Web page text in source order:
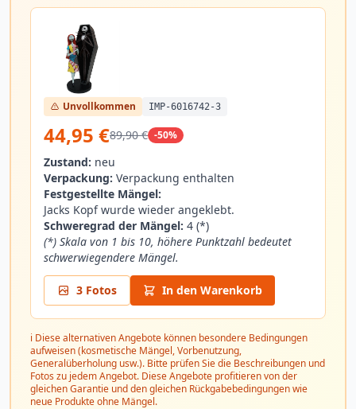
Unvollkommen IMP-6016742-3
44,95 €89,90 € -50%
Zustand: neu
Verpackung: Verpackung enthalten
Festgestellte Mängel:
Jacks Kopf wurde wieder angeklebt.
Schweregrad der Mängel: 4 (*)
(*) Skala von 1 bis 10, höhere Punktzahl bedeutet
schwerwiegendere Mängel.
3 Fotos In den Warenkorb
ℹ️ Diese alternativen Angebote können besondere Bedingungen
aufweisen (kosmetische Mängel, Vorbenutzung,
Generalüberholung usw.). Bitte prüfen Sie die Beschreibungen und
Fotos zu jedem Angebot. Diese Angebote profitieren von der
gleichen Garantie und den gleichen Rückgabebedingungen wie
neue Produkte ohne Mängel.